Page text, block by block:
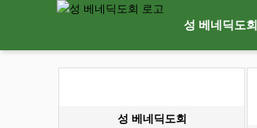
성 베네딕도회
성 베네딕도회